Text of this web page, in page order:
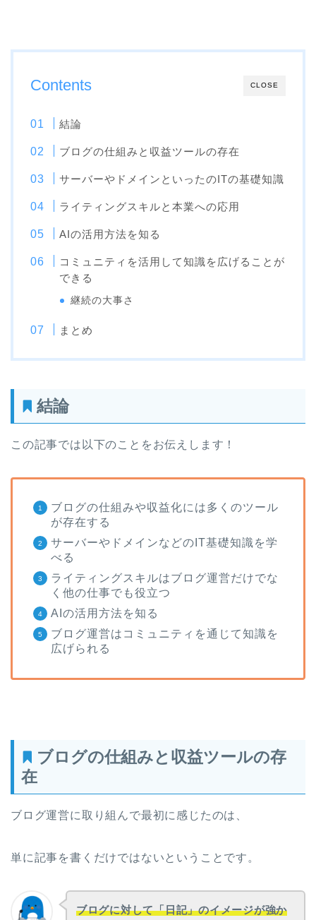
CLOSE
Contents
結論
ブログの仕組みと収益ツールの存在
サーバーやドメインといったのITの基礎知識
ライティングスキルと本業への応用
AIの活用方法を知る
コミュニティを活用して知識を広げることが
できる
継続の大事さ
まとめ
結論
この記事では以下のことをお伝えします！
ブログの仕組みや収益化には多くのツール
が存在する
サーバーやドメインなどのIT基礎知識を学
べる
ライティングスキルはブログ運営だけでな
く他の仕事でも役立つ
AIの活用方法を知る
ブログ運営はコミュニティを通じて知識を
広げられる
ブログの仕組みと収益ツールの存
在
ブログ運営に取り組んで最初に感じたのは、
単に記事を書くだけではないということです。
ブログに対して「日記」のイメージが強か